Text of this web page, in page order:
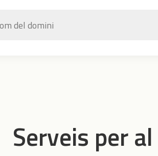
Serveis per